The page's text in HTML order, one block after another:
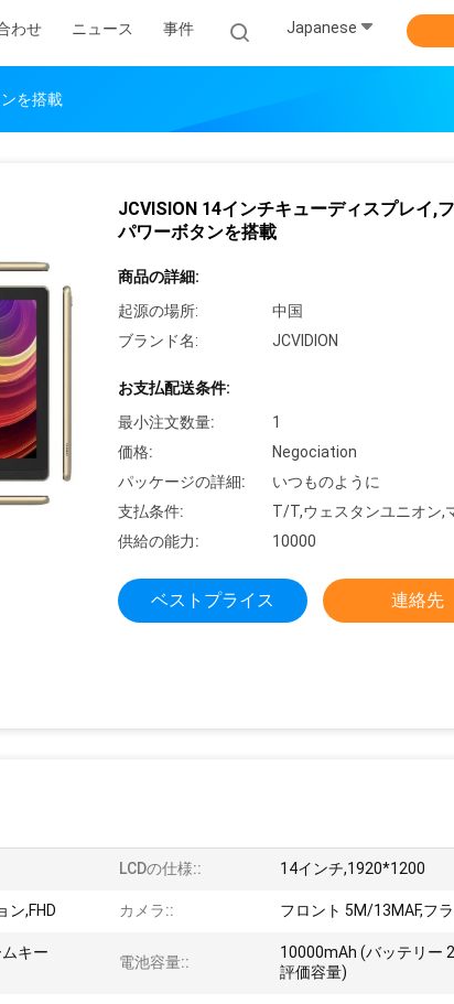
わせ ニュース 事件 Japanese
を搭載
JCVISION 14インチキューディスプレイ,
パワーボタンを搭載
商品の詳細:
起源の場所:
中国
ブランド名:
JCVIDION
お支払配送条件:
最小注文数量:
1
価格:
Negociation
パッケージの詳細:
いつものように
支払条件:
T/T,ウェスタンユニオン,
供給の能力:
10000
ベストプライス 連絡先
LCDの仕様:: 14インチ,1920*1200
ン,FHD カメラ:: フロント 5M/13MAF,フ
キー
電池容量::
10000mAh (バッテリー
評価容量)